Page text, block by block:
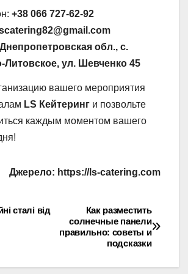
+38 066 727-62-92
Днепропетровская обл., с.
Литовское, ул. Шевченко 45
вашего мероприятия
LS Кейтеринг и позвольте
каждым моментом вашего
Джерело: https://ls-catering.com
Как разместить
солнечные панели
правильно: советы и
подсказки
сталі від